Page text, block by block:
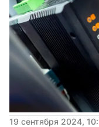
19 сентября 2024,